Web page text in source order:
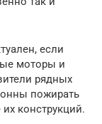
если
моторы и
рядных
пожирать
конструкций.